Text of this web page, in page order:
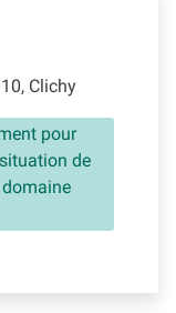
Clichy
pour
de